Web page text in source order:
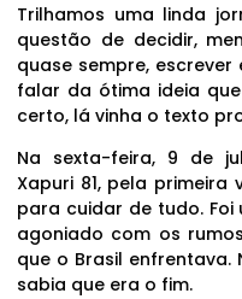
Trilhamos uma linda
questão de decidir,
quase sempre, escrever
falar da ótima ideia
certo, lá vinha o texto
Na sexta-feira, 9 de
Xapuri 81, pela primeira
para cuidar de tudo.
agoniado com os
que o Brasil enfrentava.
sabia que era o fim.